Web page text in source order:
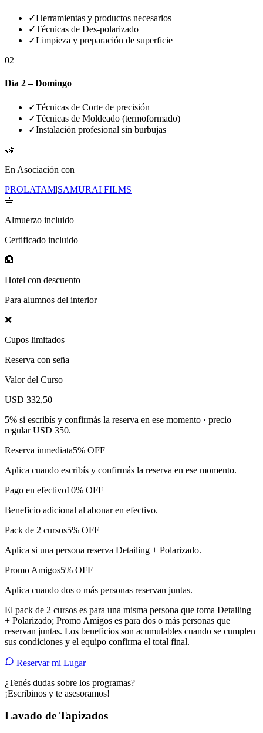
✓Herramientas y productos necesarios
✓Técnicas de Des-polarizado
✓Limpieza y preparación de superficie
02
Día 2 – Domingo
✓Técnicas de Corte de precisión
✓Técnicas de Moldeado (termoformado)
✓Instalación profesional sin burbujas
🤝
En Asociación con
PROLATAM|SAMURAI FILMS
🥪
Almuerzo incluido
Certificado incluido
🏨
Hotel con descuento
Para alumnos del interior
❌
Cupos limitados
Reserva con seña
Valor del Curso
USD 332,50
5% si escribís y confirmás la reserva en ese momento · precio
regular USD 350.
Reserva inmediata5% OFF
Aplica cuando escribís y confirmás la reserva en ese momento.
Pago en efectivo10% OFF
Beneficio adicional al abonar en efectivo.
Pack de 2 cursos5% OFF
Aplica si una persona reserva Detailing + Polarizado.
Promo Amigos5% OFF
Aplica cuando dos o más personas reservan juntas.
El pack de 2 cursos es para una misma persona que toma Detailing
+ Polarizado; Promo Amigos es para dos o más personas que
reservan juntas. Los beneficios son acumulables cuando se cumplen
sus condiciones y el equipo confirma el total final.
Reservar mi Lugar
¿Tenés dudas sobre los programas?
¡Escribinos y te asesoramos!
Lavado de Tapizados